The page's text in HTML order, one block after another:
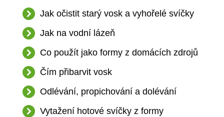
Jak očistit starý vosk a vyhořelé svíčky
Jak na vodní lázeň
Co použít jako formy z domácích zdrojů
Čím přibarvit vosk
Odlévání, propichování a dolévání
Vytažení hotové svíčky z formy